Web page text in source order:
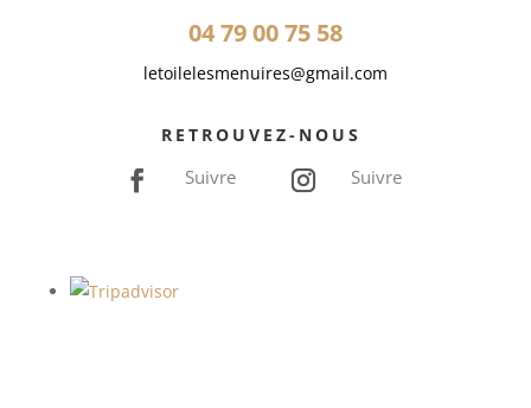
04 79 00 75 58
letoilelesmenuires@gmail.com
RETROUVEZ-NOUS
Suivre Suivre